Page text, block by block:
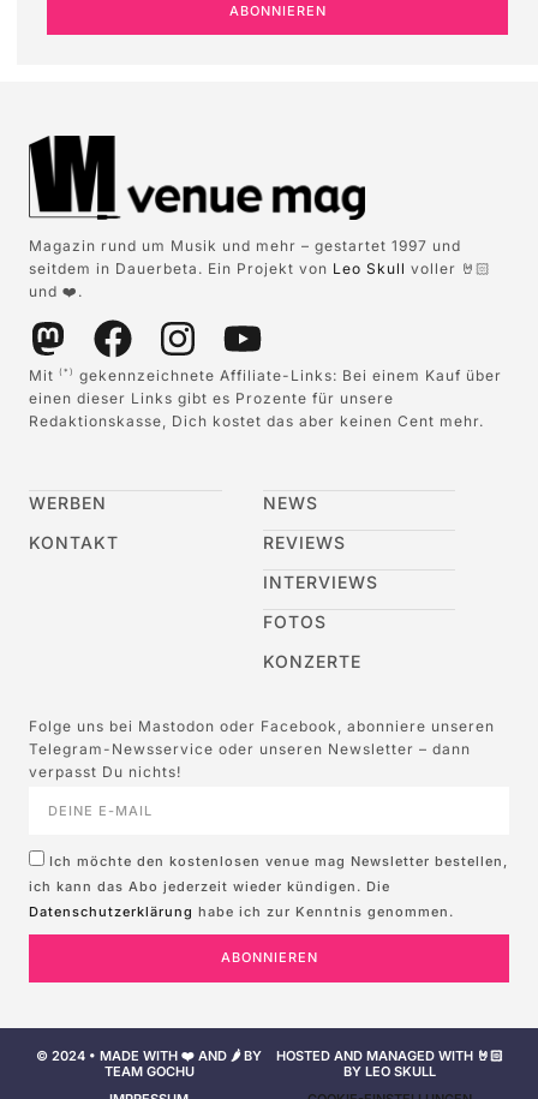
ABONNIEREN
Magazin rund um Musik und mehr – gestartet 1997 und
seitdem in Dauerbeta. Ein Projekt von Leo Skull voller 🤘🏻
und ❤️.
Mit (*)
gekennzeichnete Affiliate-Links: Bei einem Kauf über
einen dieser Links gibt es Prozente für unsere
Redaktionskasse, Dich kostet das aber keinen Cent mehr.
WERBEN
KONTAKT
NEWS
REVIEWS
INTERVIEWS
FOTOS
KONZERTE
Folge uns bei Mastodon oder Facebook, abonniere unseren
Telegram-Newsservice oder unseren Newsletter – dann
verpasst Du nichts!
Ich möchte den kostenlosen venue mag Newsletter bestellen,
ich kann das Abo jederzeit wieder kündigen. Die
Datenschutzerklärung habe ich zur Kenntnis genommen.
ABONNIEREN
© 2024 • MADE WITH ❤️ AND 🌶️ BY
TEAM GOCHU
HOSTED AND MANAGED WITH 🤘🏻
BY LEO SKULL